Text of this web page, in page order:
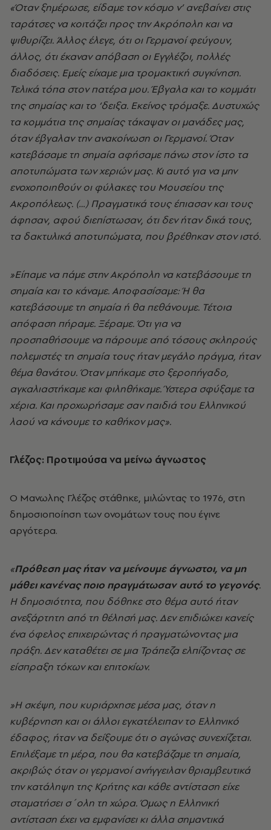
«Όταν ξημέρωσε, είδαμε τον κόσμο ν’ ανεβαίνει στις
ταράτσες να κοιτάζει προς την Ακρόπολη και να
ψιθυρίζει. Άλλος έλεγε, ότι οι Γερμανοί φεύγουν,
άλλος, ότι έκαναν απόβαση οι Εγγλέζοι, πολλές
διαδόσεις. Εμείς είχαμε μια τρομακτική συγκίνηση.
Τελικά τόπα στον πατέρα μου. Έβγαλα και το κομμάτι
της σημαίας και το ‘δειξα. Εκείνος τρόμαξε. Δυστυχώς
τα κομμάτια της σημαίας τάκαψαν οι μανάδες μας,
όταν έβγαλαν την ανακοίνωση οι Γερμανοί. Όταν
κατεβάσαμε τη σημαία αφήσαμε πάνω στον ίστο τα
αποτυπώματα των χεριών μας. Κι αυτό για να μην
ενοχοποιηθούν οι φύλακες του Μουσείου της
Ακροπόλεως. (…) Πραγματικά τους έπιασαν και τους
άφησαν, αφού διεπίστωσαν, ότι δεν ήταν δικά τους,
τα δακτυλικά αποτυπώματα, που βρέθηκαν στον ιστό.
»Είπαμε να πάμε στην Ακρόπολη να κατεβάσουμε τη
σημαία και το κάναμε. Αποφασίσαμε: Ή θα
κατεβάσουμε τη σημαία ή θα πεθάνουμε. Τέτοια
απόφαση πήραμε. Ξέραμε. Ότι για να
προσπαθήσουμε να πάρουμε από τόσους σκληρούς
πολεμιστές τη σημαία τους ήταν μεγάλο πράγμα, ήταν
θέμα θανάτου. Όταν μπήκαμε στο ξεροπήγαδο,
αγκαλιαστήκαμε και φιληθήκαμε. Ύστερα σφύξαμε τα
χέρια. Και προχωρήσαμε σαν παιδιά του Ελληνικού
λαού να κάνουμε το καθήκον μας».
Γλέζος: Προτιμούσα να μείνω άγνωστος
Ο Μανωλης Γλέζος στάθηκε, μιλώντας το 1976, στη
δημοσιοποίηση των ονομάτων τους που έγινε
αργότερα.
«Πρόθεση μας ήταν να μείνουμε άγνωστοι, να μη
μάθει κανένας ποιο πραγμάτωσαν αυτό το γεγονός.
Η δημοσιότητα, που δόθηκε στο θέμα αυτό ήταν
ανεξάρτητη από τη θέλησή μας. Δεν επιδιώκει κανείς
ένα όφελος επιχειρώντας ή πραγματώνοντας μια
πράξη. Δεν καταθέτει σε μια Τράπεζα ελπίζοντας σε
είσπραξη τόκων και επιτοκίων.
»Η σκέψη, που κυριάρχησε μέσα μας, όταν η
κυβέρνηση και οι άλλοι εγκατέλειπαν το Ελληνικό
έδαφος, ήταν να δείξουμε ότι ο αγώνας συνεχίζεται.
Επιλέξαμε τη μέρα, που θα κατεβάζαμε τη σημαία,
ακριβώς όταν οι γερμανοί ανήγγειλαν θριαμβευτικά
την κατάληψη της Κρήτης και κάθε αντίσταση είχε
σταματήσει σ΄ολη τη χώρα. Όμως η Ελληνική
αντίσταση έχει να εμφανίσει κι άλλα σημαντικά